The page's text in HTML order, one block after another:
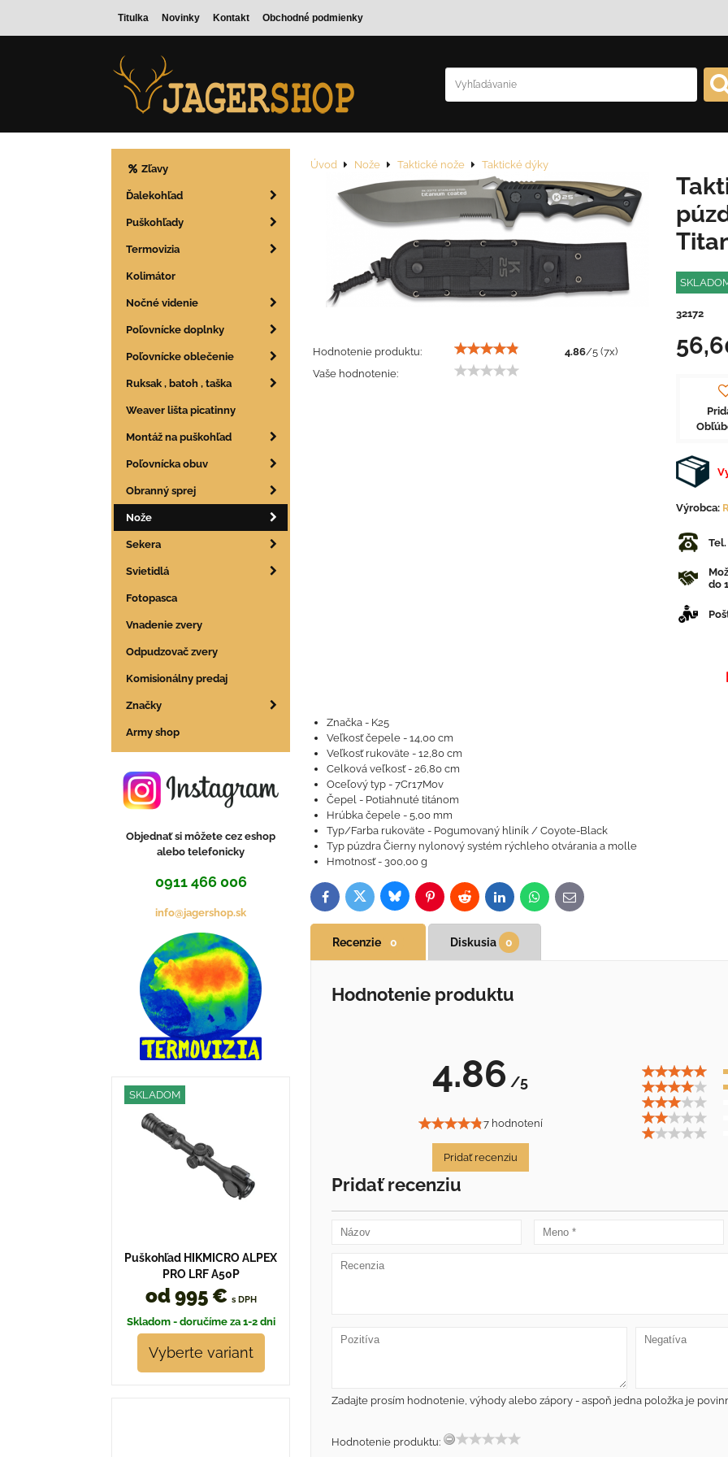
Titulka Novinky Kontakt Obchodné podmienky
Úvod Nože Taktické nože Taktické dýky
Hodnotenie produktu: 4.86/5 (7x)
Vaše hodnotenie:
32172
Výrobca:
do
Značka - K25
Veľkosť čepele - 14,00 cm
Veľkosť rukoväte - 12,80 cm
Celková veľkosť - 26,80 cm
Oceľový typ - 7Cr17Mov
Čepel - Potiahnuté titánom
Hrúbka čepele - 5,00 mm
Typ/Farba rukoväte - Pogumovaný hliník / Coyote-Black
Typ púzdra Čierny nylonový systém rýchleho otvárania a molle
Hmotnosť - 300,00 g
FacebookTwitterBlueskyPinterestReddit LinkedInWhatsApp
E-
mail
Recenzie 0 Diskusia 0
Hodnotenie produktu
4.86 /5
7 hodnotení
Pridať recenziu
Pridať recenziu
Zadajte prosím hodnotenie, výhody alebo zápory - aspoň jedna položka je
Hodnotenie produktu:
Zľavy
Ďalekohľad
Puškohľady
Termovizia
Kolimátor
Nočné videnie
Poľovnícke doplnky
Poľovnícke oblečenie
Ruksak , batoh , taška
Weaver lišta picatinny
Montáž na puškohľad
Poľovnícka obuv
Obranný sprej
Nože
Sekera
Svietidlá
Fotopasca
Vnadenie zvery
Odpudzovač zvery
Komisionálny predaj
Značky
Army shop
Objednať si môžete cez eshop
alebo telefonicky
0911 466 006
info@jagershop.sk
SKLADOM
Puškohľad HIKMICRO ALPEX
PRO LRF A50P
od 995 € s DPH
Skladom - doručíme za 1-2 dni
Vyberte variant